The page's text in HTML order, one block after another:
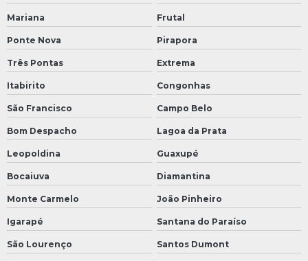
Mariana Frutal
Ponte Nova Pirapora
Três Pontas Extrema
Itabirito Congonhas
São Francisco Campo Belo
Bom Despacho Lagoa da Prata
Leopoldina Guaxupé
Bocaiuva Diamantina
Monte Carmelo João Pinheiro
Igarapé Santana do Paraíso
São Lourenço Santos Dumont